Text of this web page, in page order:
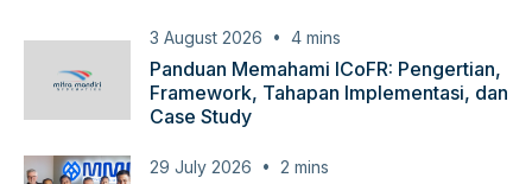
3 August 2026 4 mins
Panduan Memahami ICoFR: Pengertian,
Framework, Tahapan Implementasi, dan
Case Study
29 July 2026 2 mins